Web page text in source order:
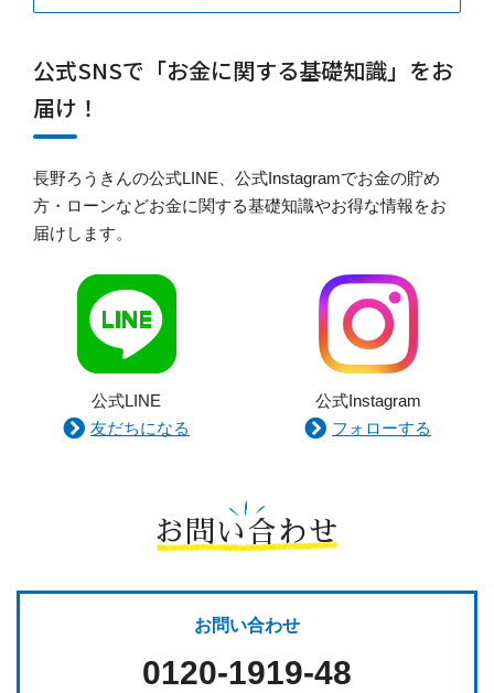
公式SNSで「お金に関する基礎知識」をお
届け！
長野ろうきんの公式LINE、公式Instagramでお金の貯め
方・ローンなどお金に関する基礎知識やお得な情報をお
届けします。
公式LINE
友だちになる
公式Instagram
フォローする
お問い合わせ
お問い合わせ
0120-1919-48